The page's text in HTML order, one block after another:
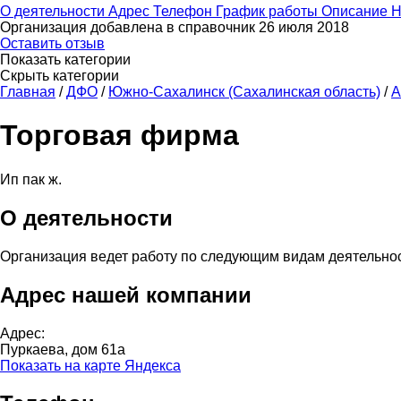
О деятельности Адрес Телефон График работы Описание
Организация добавлена в справочник 26 июля 2018
Оставить отзыв
Показать категории
Скрыть категории
Главная / ДФО / Южно-Сахалинск (Сахалинская область) /
Торговая фирма
Ип пак ж.
О деятельности
Организация ведет работу по следующим видам
Адрес нашей компании
Адрес:
Пуркаева, дом 61а
Показать на карте Яндекса